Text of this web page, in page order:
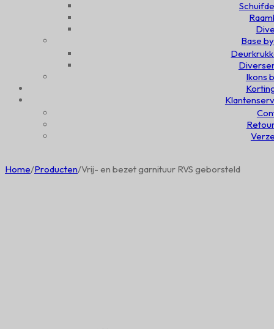
Base
Ikons
Home/Producten/Vrij- en bezet garnituur RVS geborsteld